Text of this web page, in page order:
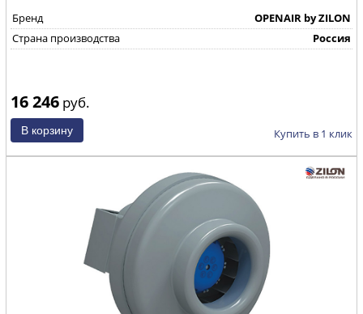
Бренд
OPENAIR by ZILON
Страна производства
Россия
16 246 руб.
Купить в 1 клик